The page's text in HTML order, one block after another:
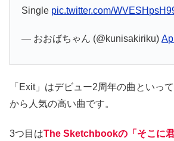
Single pic.twitter.com/
— おおばちゃん (@kunisakiriku)
「Exit」はデビュー2周年の曲といっ
から人気の高い曲です。
3つ目はThe Sketchbookの「そこに君